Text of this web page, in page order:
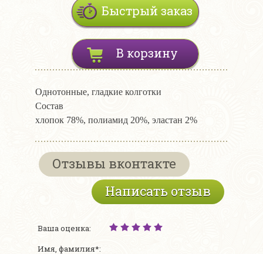
Быстрый заказ
В корзину
Однотонные, гладкие колготки
Состав
хлопок 78%, полиамид 20%, эластан 2%
Отзывы вконтакте
Написать отзыв
Ваша оценка:
Имя, фамилия*: